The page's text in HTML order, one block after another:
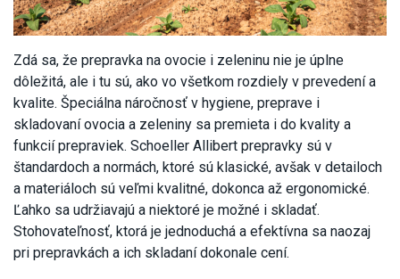
Zdá sa, že prepravka na ovocie i zeleninu nie je úplne
dôležitá, ale i tu sú, ako vo všetkom rozdiely v prevedení a
kvalite. Špeciálna náročnosť v hygiene, preprave i
skladovaní ovocia a zeleniny sa premieta i do kvality a
funkcií prepraviek. Schoeller Allibert prepravky sú v
štandardoch a normách, ktoré sú klasické, avšak v detailoch
a materiáloch sú veľmi kvalitné, dokonca až ergonomické.
Ľahko sa udržiavajú a niektoré je možné i skladať.
Stohovateľnosť, ktorá je jednoduchá a efektívna sa naozaj
pri prepravkách a ich skladaní dokonale cení.